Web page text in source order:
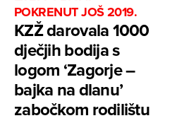
POKRENUT JOŠ 2019.
KZŽ darovala 1000
dječjih bodija s
logom ‘Zagorje –
bajka na dlanu’
zabočkom rodilištu